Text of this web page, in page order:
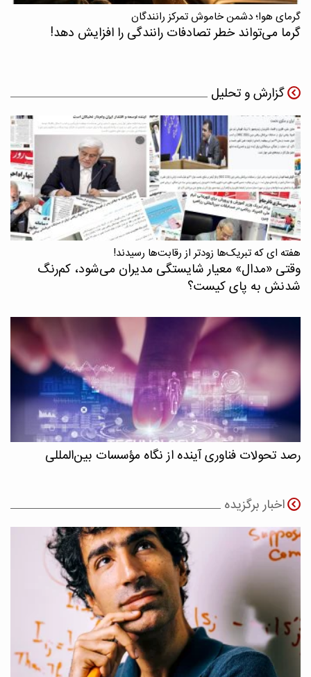
گرمای هوا؛ دشمن خاموش تمرکز رانندگان
گرما می‌تواند خطر تصادفات رانندگی را افزایش دهد!
گزارش و تحلیل
هفته ای که تبریک‌ها زودتر از رقابت‌ها رسیدند!
وقتی «مدال‌» معیار شایستگی مدیران می‌شود، کم‌رنگ
شدنش به پای کیست؟
رصد تحولات فناوری آینده از نگاه مؤسسات بین‌المللی
اخبار برگزیده